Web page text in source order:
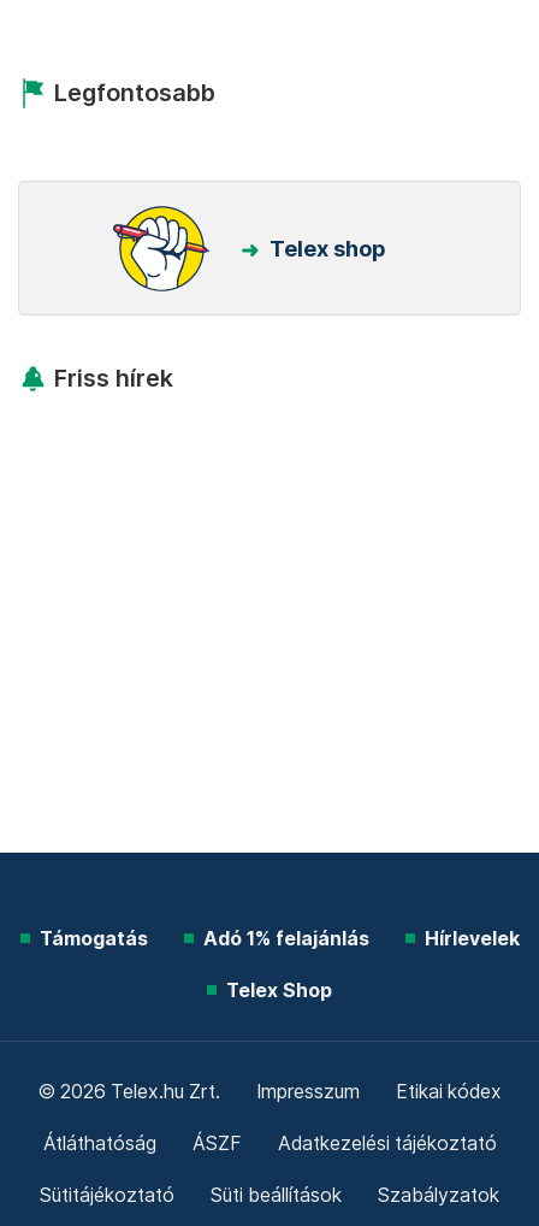
Legfontosabb
Telex shop
Friss hírek
Támogatás Adó 1% felajánlás Hírlevelek
Telex Shop
© 2026 Telex.hu Zrt. Impresszum Etikai kódex
Átláthatóság ÁSZF Adatkezelési tájékoztató
Sütitájékoztató Süti beállítások Szabályzatok